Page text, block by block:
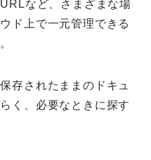
など、さまざまな場
ド上で一元管理できる
存されたままのドキュ
く、必要なときに探す